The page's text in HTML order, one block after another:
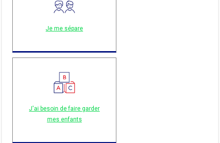
Je me sépare
J'ai besoin de faire garder
mes enfants